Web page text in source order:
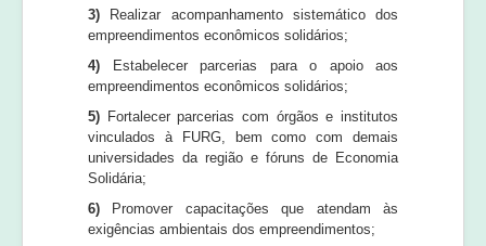
3) Realizar acompanhamento sistemático dos
empreendimentos econômicos solidários;
4) Estabelecer parcerias para o apoio aos
empreendimentos econômicos solidários;
5) Fortalecer parcerias com órgãos e institutos
vinculados à FURG, bem como com demais
universidades da região e fóruns de Economia
Solidária;
6)
Promover capacitações que atendam às
exigências ambientais dos empreendimentos;